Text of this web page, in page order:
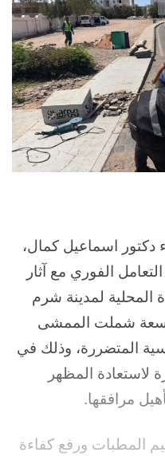
دكتور اسماعيل كمال،
الفوري مع آثار
المحلية لمدينة شرم
شملت الممشى
المتضررة، وذلك في
لاستعادة المظهر
مرافقها.
المطبات ورفع كفاءة